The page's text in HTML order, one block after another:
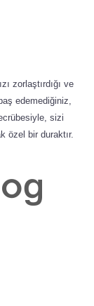
zorlaştırdığı ve
edemediğiniz,
sizi
özel bir duraktır.